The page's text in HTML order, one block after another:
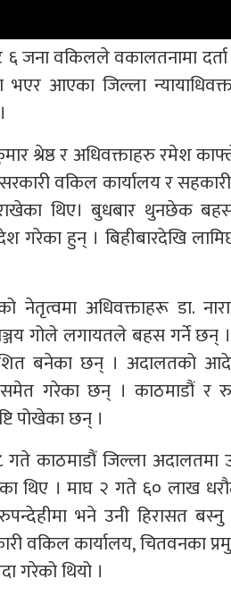
जना वकिलले वकालतनामा दर्ता
आएका जिल्ला
श्रेष्ठ र अधिवक्ताहरु रमेश
वकिल कार्यालय र
थिए। बुधबार थुनछेक
गरेका हुन् । बिहीबारदेखि
नेतृत्वमा अधिवक्ताहरू डा.
गोले लगायतले बहस गर्ने छन्
बनेका छन् । अदालतको
गरेका छन् । काठमाडौं र
पोखेका छन् ।
गते काठमाडौं जिल्ला अदालतमा
थिए । माघ २ गते ६० लाख
भने उनी हिरासत बस्नु
वकिल कार्यालय, चितवनका
गरेको थियो ।